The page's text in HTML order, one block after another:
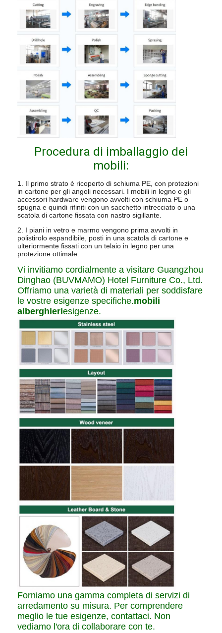
Procedura di imballaggio dei
mobili:
1. Il primo strato è ricoperto di schiuma PE, con protezioni
in cartone per gli angoli necessari. I mobili in legno o gli
accessori hardware vengono avvolti con schiuma PE o
spugna e quindi rifiniti con un sacchetto intrecciato o una
scatola di cartone fissata con nastro sigillante.
2. I piani in vetro e marmo vengono prima avvolti in
polistirolo espandibile, posti in una scatola di cartone e
ulteriormente fissati con un telaio in legno per una
protezione ottimale.
Vi invitiamo cordialmente a visitare Guangzhou
Dinghao (BUVMAMO) Hotel Furniture Co., Ltd.
Offriamo una varietà di materiali per soddisfare
le vostre esigenze specifiche.mobili
alberghieriesigenze.
Forniamo una gamma completa di servizi di
arredamento su misura. Per comprendere
meglio le tue esigenze, contattaci. Non
vediamo l'ora di collaborare con te.